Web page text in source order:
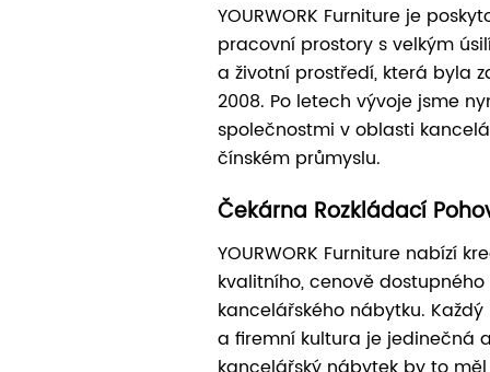
YOURWORK Furniture je
pracovní prostory s velkým
a životní prostředí, která byla
2008. Po letech vývoje jsme
společnostmi v oblasti
čínském průmyslu.
Čekárna Rozkládací
YOURWORK Furniture nabízí
kvalitního, cenově
kancelářského nábytku.
a firemní kultura je jedinečná